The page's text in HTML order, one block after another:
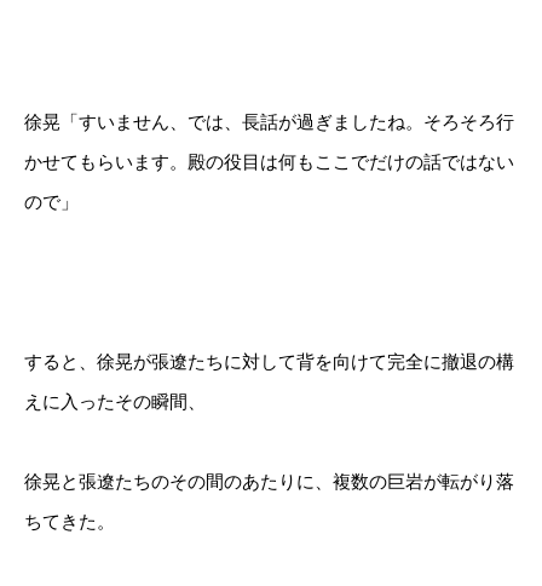
徐晃「すいません、では、長話が過ぎましたね。そろそろ行
かせてもらいます。殿の役目は何もここでだけの話ではない
ので」
すると、徐晃が張遼たちに対して背を向けて完全に撤退の構
えに入ったその瞬間、
徐晃と張遼たちのその間のあたりに、複数の巨岩が転がり落
ちてきた。